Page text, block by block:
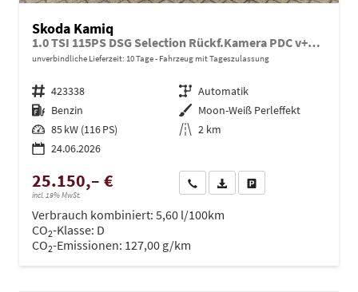
Skoda Kamiq
1.0 TSI 115PS DSG Selection Rückf.Kamera PDC v+h Sitzheizung Klimaautomatik Skoda-Radio Apple CarPlay + Android Auto Tempomat Garantieverlängerung 16"LM
unverbindliche Lieferzeit: 10 Tage Fahrzeug mit Tageszulassung
Fahrzeugnr. 423338 Getriebe Automatik
Kraftstoff Benzin Außenfarbe Moon-Weiß Perleffekt
Leistung 85 kW (116 PS) Kilometerstand 2 km
24.06.2026
25.150,– €
incl. 19% MwSt.
Wir rufen Sie anPDF-Datei, Fahrzeugexposé
Verbrauch kombiniert: 5,60 l/100km
CO2-Klasse: D
CO2-Emissionen: 127,00 g/km